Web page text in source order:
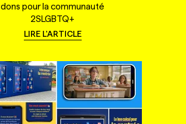
dons pour la communauté
2SLGBTQ+
LIRE L'ARTICLE